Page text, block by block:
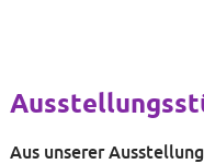
Aus unserer
Im
+ Slim Dusty